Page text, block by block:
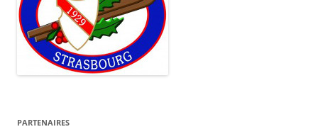
PARTENAIRES